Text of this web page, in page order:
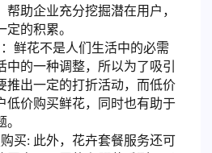
助企业充分挖掘潜在用户，
的积累。
鲜花不是人们生活中的必需
中的一种调整，所以为了吸引
推出一定的打折活动，而低价
低价购买鲜花，同时也有助于
买: 此外，花卉套餐服务还可